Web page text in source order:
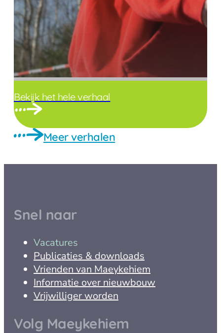
Bekijk het hele verhaal
Meer verhalen
Snel naar
Vacatures
Publicaties & downloads
Vrienden van Maeykehiem
Informatie over nieuwbouw
Vrijwilliger worden
Volg Maeykehiem